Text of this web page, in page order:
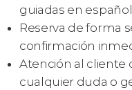
guiadas en
Reserva de forma
confirmación
Atención al cliente
cualquier duda o